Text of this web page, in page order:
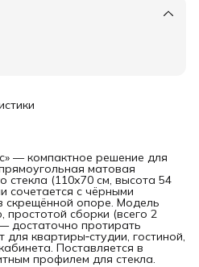
— компактное решение для
матовая
стекла (110х70 см, высота 54
сочетается с чёрными
скрещённой опоре. Модель
простотой сборки (всего 2
достаточно протирать
квартиры‑студии, гостиной,
Поставляется в
профилем для стекла.